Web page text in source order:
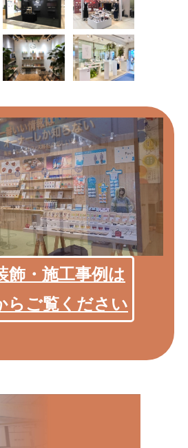
飾・施工事例は
らご覧ください